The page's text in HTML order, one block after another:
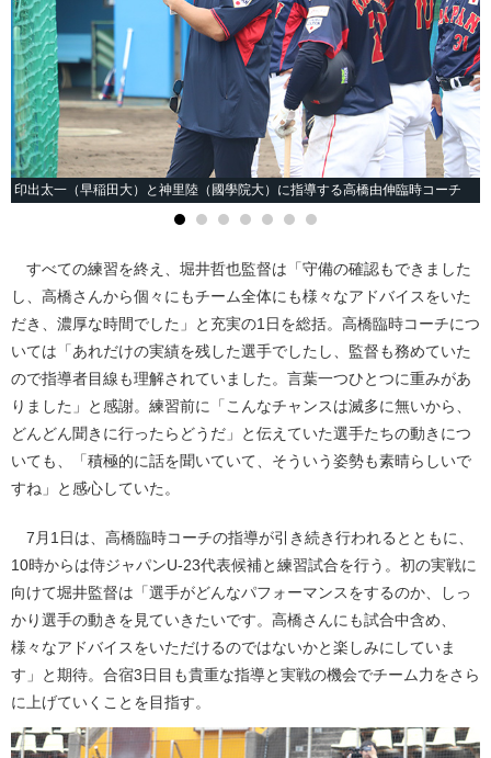
印出太一（早稲田大）と神里陸（國學院大）に指導する高橋由伸臨時コーチ
すべての練習を終え、堀井哲也監督は「守備の確認もできました
し、高橋さんから個々にもチーム全体にも様々なアドバイスをいた
だき、濃厚な時間でした」と充実の1日を総括。高橋臨時コーチにつ
いては「あれだけの実績を残した選手でしたし、監督も務めていた
ので指導者目線も理解されていました。言葉一つひとつに重みがあ
りました」と感謝。練習前に「こんなチャンスは滅多に無いから、
どんどん聞きに行ったらどうだ」と伝えていた選手たちの動きにつ
いても、「積極的に話を聞いていて、そういう姿勢も素晴らしいで
すね」と感心していた。
7月1日は、高橋臨時コーチの指導が引き続き行われるとともに、
10時からは侍ジャパンU-23代表候補と練習試合を行う。初の実戦に
向けて堀井監督は「選手がどんなパフォーマンスをするのか、しっ
かり選手の動きを見ていきたいです。高橋さんにも試合中含め、
様々なアドバイスをいただけるのではないかと楽しみにしていま
す」と期待。合宿3日目も貴重な指導と実戦の機会でチーム力をさら
に上げていくことを目指す。